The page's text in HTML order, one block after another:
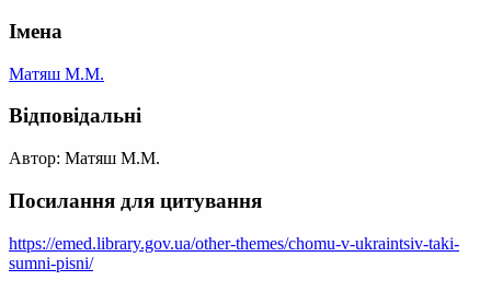
Імена
Матяш М.М.
Відповідальні
Автор: Матяш М.М.
Посилання для цитування
https://emed.library.gov.ua/other-themes/chomu-v-ukraintsiv-taki-
sumni-pisni/